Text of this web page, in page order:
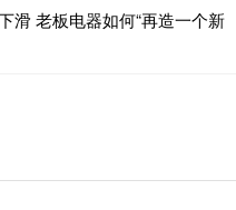
滑 老板电器如何“再造一个新